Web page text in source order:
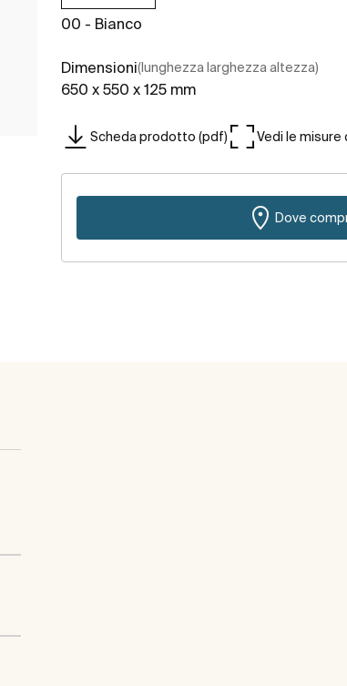
00 - Bianco
Dimensioni(lunghezza larghezza altezza)
650 x 550 x 125 mm
Scheda prodotto (pdf) Vedi le
Dove